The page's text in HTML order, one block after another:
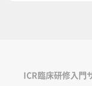
ICR臨床研修入門